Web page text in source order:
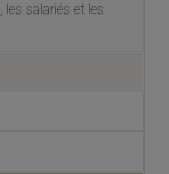
les salariés et les